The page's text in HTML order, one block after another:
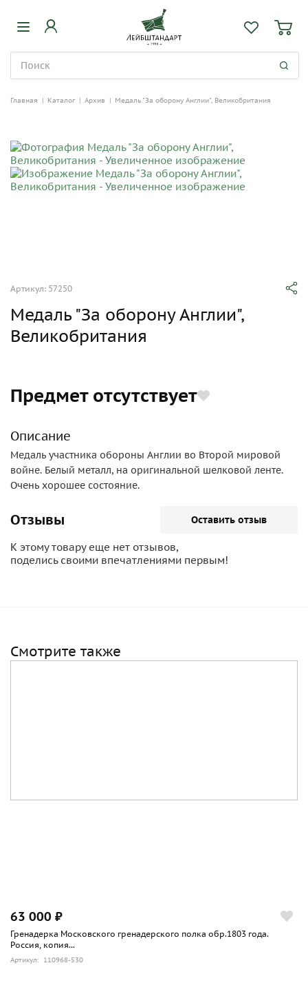
Главная | Каталог | Архив | Медаль "За оборону Англии", Великобритания
Артикул: 57250
Медаль "За оборону Англии",
Великобритания
Предмет отсутствует
Описание
Медаль участника обороны Англии во Второй мировой
войне. Белый металл, на оригинальной шелковой ленте.
Очень хорошее состояние.
Отзывы Оставить отзыв
К этому товару еще нет отзывов,
поделись своими впечатлениями первым!
Смотрите также
63 000 ₽
Гренадерка Московского гренадерского полка обр.1803 года.
Россия, копия...
Артикул: 110968-530